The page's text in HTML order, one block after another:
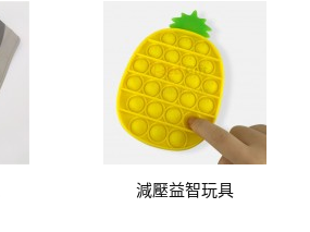
減壓益智玩具